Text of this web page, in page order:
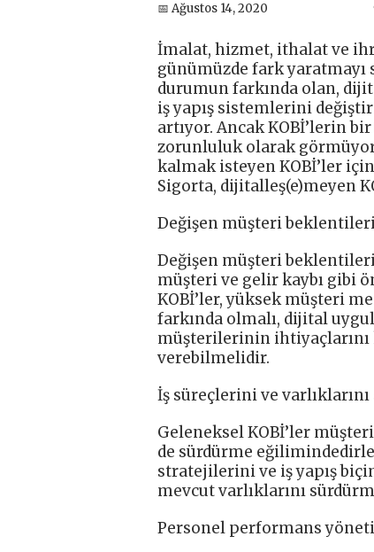
📅 Ağustos 14, 2020
İmalat, hizmet, ithalat ve
günümüzde fark
durumun farkında olan,
iş yapış sistemlerini
artıyor. Ancak KOBİ’lerin
zorunluluk olarak
kalmak isteyen KOBİ’ler
Sigorta, dijitalleş(e)meyen
Değişen müşteri
Değişen müşteri
müşteri ve gelir kaybı gibi
KOBİ’ler, yüksek müşteri
farkında olmalı, dijital
müşterilerinin ihtiyaçlarını
verebilmelidir.
İş süreçlerini ve
Geleneksel KOBİ’ler
de sürdürme
stratejilerini ve iş yapış
mevcut varlıklarını
Personel performans